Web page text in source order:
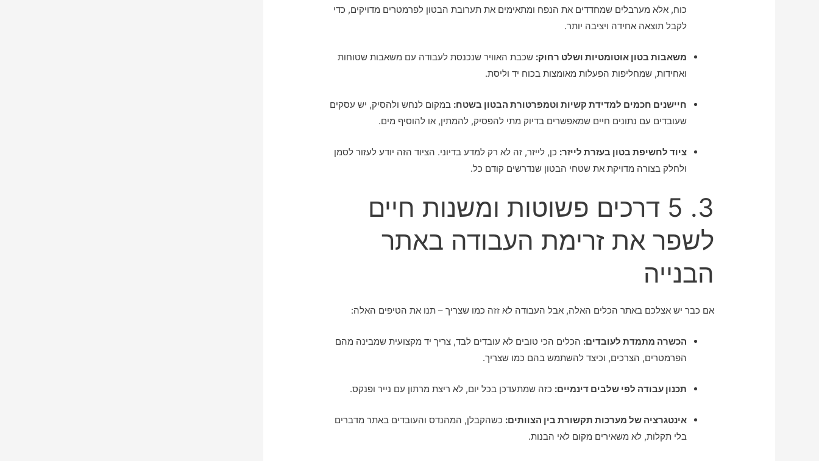
כוח, אלא מערבלים שמחדדים את הנפח ומתאימים את תערובת הבטון לפרמטרים מדויקים, כדי
לקבל תוצאה אחידה ויציבה יותר.
משאבות בטון אוטומטיות ושלט רחוק: שכבת האוויר שנכנסת לעבודה עם משאבות שטוחות
ואחידות, שמחליפות הפעלות מאומצות בכוח יד וליסת.
חיישנים חכמים למדידת קשיות וטמפרטורת הבטון בשטח: במקום לנחש ולהסיק, יש עסקים
שעובדים עם נתונים חיים שמאפשרים בדיוק מתי להפסיק, להמתין, או להוסיף מים.
ציוד לחשיפת בטון בעזרת לייזר: כן, לייזר, זה לא רק למדע בדיוני. הציוד הזה יודע לעזור לסמן
ולחלק בצורה מדויקת את שטחי הבטון שנדרשים קודם כל.
3. 5 דרכים פשוטות ומשנות חיים
לשפר את זרימת העבודה באתר
הבנייה
אם כבר יש אצלכם באתר הכלים האלה, אבל העבודה לא זזה כמו שצריך – תנו את הטיפים האלה:
הכשרה מתמדת לעובדים: הכלים הכי טובים לא עובדים לבד, צריך יד מקצועית שמבינה מהם
הפרמטרים, הצרכים, וכיצד להשתמש בהם כמו שצריך.
תכנון עבודה לפי שלבים דינמיים: כזה שמתעדכן בכל יום, לא ריצת מרתון עם נייר ופנקס.
אינטגרציה של מערכות תקשורת בין הצוותים: כשהקבלן, המהנדס והעובדים באתר מדברים
בלי תקלות, לא משאירים מקום לאי הבנות.